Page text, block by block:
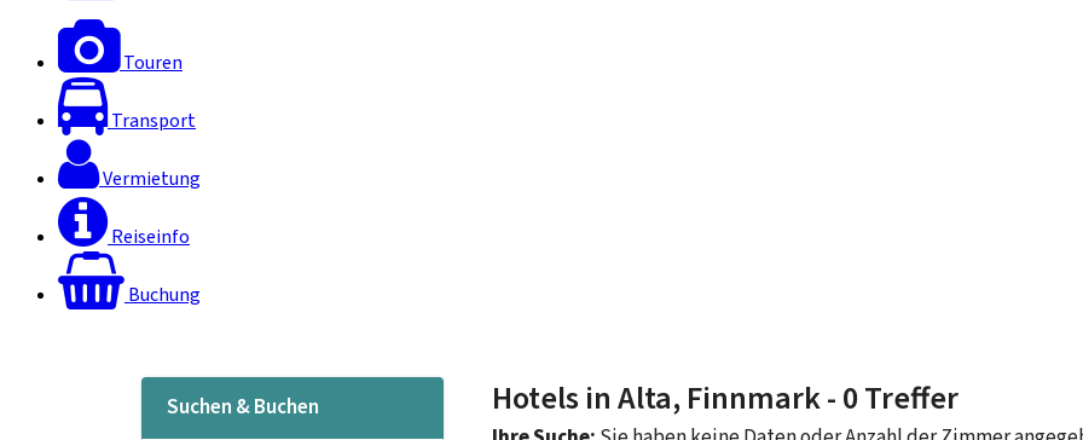
Touren
Transport
Vermietung
Reiseinfo
Buchung
Hotels in Alta, Finnmark- 0 Treffer
Suchen & Buchen